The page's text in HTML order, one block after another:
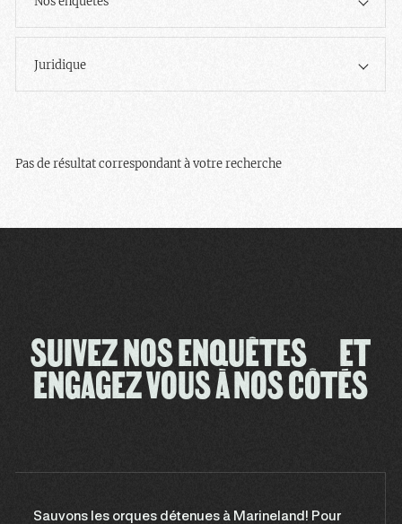
Juridique
Pas de résultat correspondant à votre recherche
SUIVEZ NOS ENQUÊTES ET
ENGAGEZ VOUS À NOS CÔTÉS
Sauvons les orques détenues à Marineland! Pour